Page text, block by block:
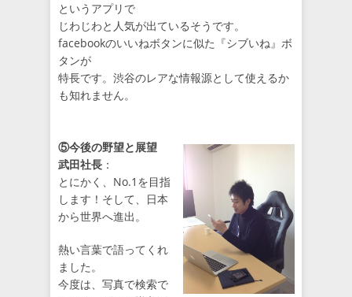
というアプリで
じわじわと人気が出ているそうです。
facebookのいいねボタンに似た『シブいね』ボ
タンが
特長です。渋谷のレアな情報源として使えるか
も知れません。
⑤今後の野望と展望
武田社長 ：
とにかく、No.1を目指
します！そして、日本
から世界へ進出。
熱い言葉で語ってくれ
ました。
今度は、写真で検索で